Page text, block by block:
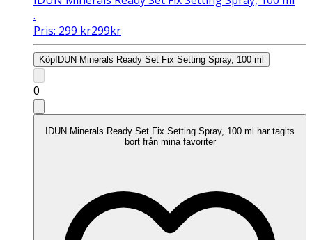
.
Pris: 299 kr299kr
Köp IDUN Minerals Ready Set Fix Setting Spray, 100 ml
0
IDUN Minerals Ready Set Fix Setting Spray, 100 ml har tagits
bort från mina favoriter